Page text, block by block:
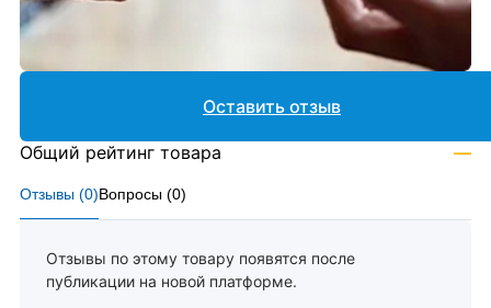
Отзывы (0)Вопросы (0)
Отзывы по этому товару появятся после
публикации на новой платформе.
Оставить отзыв
Общий рейтинг товара —